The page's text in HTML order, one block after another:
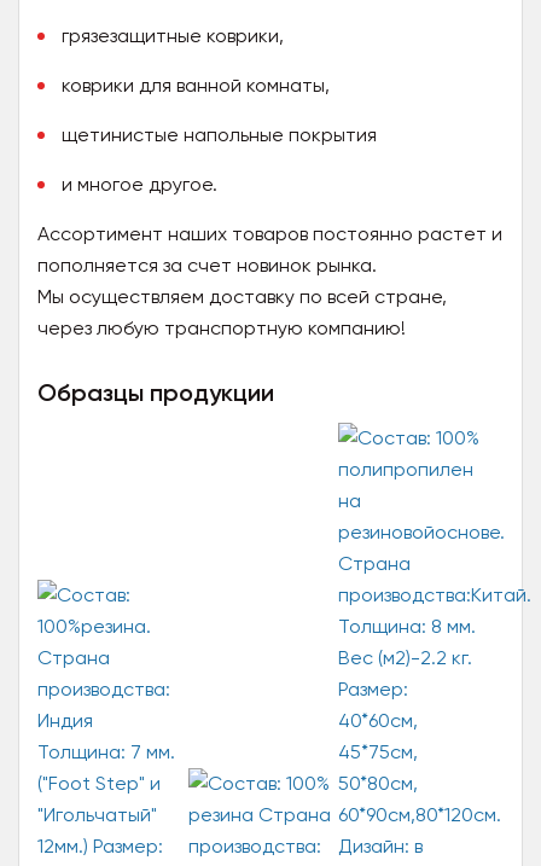
грязезащитные коврики,
коврики для ванной комнаты,
щетинистые напольные покрытия
и многое другое.
Ассортимент наших товаров постоянно растет и
пополняется за счет новинок рынка.
Мы осуществляем доставку по всей стране,
через любую транспортную компанию!
Образцы продукции